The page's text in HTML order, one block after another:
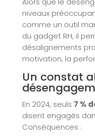
niveaux
comme un outil
du gadget RH, il
désalignements
motivation, la
Un constat
En 2024, seuls 7 %
disent engagés
Conséquences :